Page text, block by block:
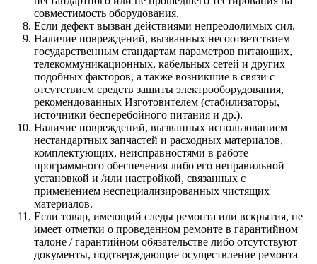
совместимость оборудования.
Если дефект вызван действиями непреодолимых сил.
Наличие повреждений, вызванных несоответствием
государственным стандартам параметров питающих,
телекоммуникационных, кабельных сетей и других
подобных факторов, а также возникшие в связи с
отсутствием средств защиты электрооборудования,
рекомендованных Изготовителем (стабилизаторы,
источники бесперебойного питания и др.).
Наличие повреждений, вызванных использованием
нестандартных запчастей и расходных материалов,
комплектующих, неисправностями в работе
программного обеспечения либо его неправильной
установкой и /или настройкой, связанных с
применением неспециализированных чистящих
материалов.
Если товар, имеющий следы ремонта или вскрытия, не
имеет отметки о проведенном ремонте в гарантийном
талоне / гарантийном обязательстве либо отсутствуют
документы, подтверждающие осуществление ремонта